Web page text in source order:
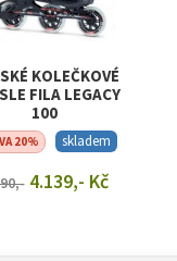
KOLEČKOVÉ
FILA LEGACY
100
20% skladem
4.139,- Kč